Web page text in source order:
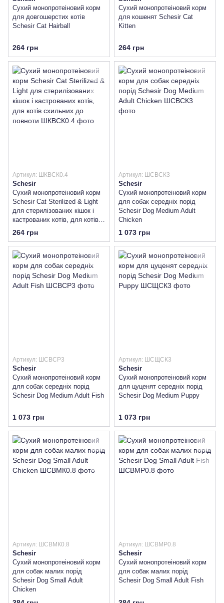
Сухий монопротеіновий корм
для довгошерстих котів
Schesir Cat Hairball
264 грн
Сухий монопротеіновий корм
для кошенят Schesir Cat
Kitten
264 грн
Артикул: ШКВСК0.4
Schesir
Сухий монопротеіновий корм
Schesir Cat Sterilized & Light
для стерилізованих кішок і
кастрованих котів, для котів
схильних до повноти
264 грн
Артикул: ШСВСК3
Schesir
Сухий монопротеіновий корм
для собак середніх порід
Schesir Dog Medium Adult
Chicken
1 073 грн
Артикул: ШСВСР3
Schesir
Сухий монопротеіновий корм
для собак середніх порід
Schesir Dog Medium Adult Fish
1 073 грн
Артикул: ШСЩСК3
Schesir
Сухий монопротеіновий корм
для цуценят середніх порід
Schesir Dog Medium Puppy
1 073 грн
Артикул: ШСВМК0.8
Schesir
Сухий монопротеіновий корм
для собак малих порід
Schesir Dog Small Adult
Chicken
Артикул: ШСВМР0.8
Schesir
Сухий монопротеіновий корм
для собак малих порід
Schesir Dog Small Adult Fish